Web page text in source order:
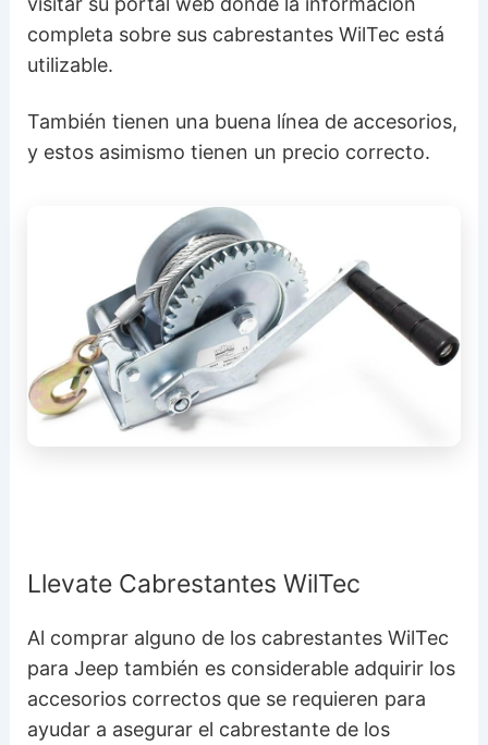
completa sobre sus cabrestantes WilTec está
utilizable.
También tienen una buena línea de accesorios,
y estos asimismo tienen un precio correcto.
Llevate Cabrestantes WilTec
Al comprar alguno de los cabrestantes WilTec
para Jeep también es considerable adquirir los
accesorios correctos que se requieren para
ayudar a asegurar el cabrestante de los